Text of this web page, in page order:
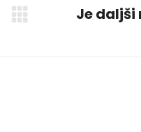
Je daljši